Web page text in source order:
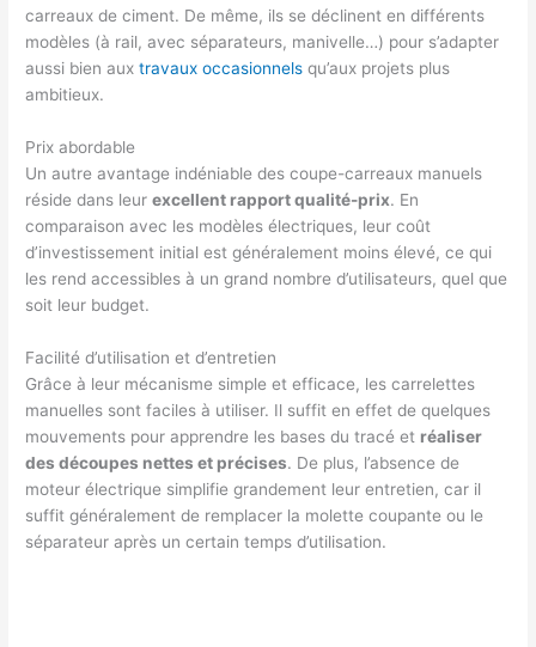
carreaux de ciment. De même, ils se déclinent en différents
modèles (à rail, avec séparateurs, manivelle…) pour s’adapter
aussi bien auxtravaux occasionnels qu’aux projets plus
ambitieux.
Prix abordable
Un autre avantage indéniable des coupe-carreaux manuels
réside dans leurexcellent rapport qualité-prix. En
comparaison avec les modèles électriques, leur coût
d’investissement initial est généralement moins élevé, ce qui
les rend accessibles à un grand nombre d’utilisateurs, quel que
soit leur budget.
Facilité d’utilisation et d’entretien
Grâce à leur mécanisme simple et efficace, les carrelettes
manuelles sont faciles à utiliser. Il suffit en effet de quelques
mouvements pour apprendre les bases du tracé et réaliser
des découpes nettes et précises. De plus, l’absence de
moteur électrique simplifie grandement leur entretien, car il
suffit généralement de remplacer la molette coupante ou le
séparateur après un certain temps d’utilisation.